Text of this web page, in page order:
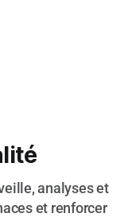
analyses et
et renforcer